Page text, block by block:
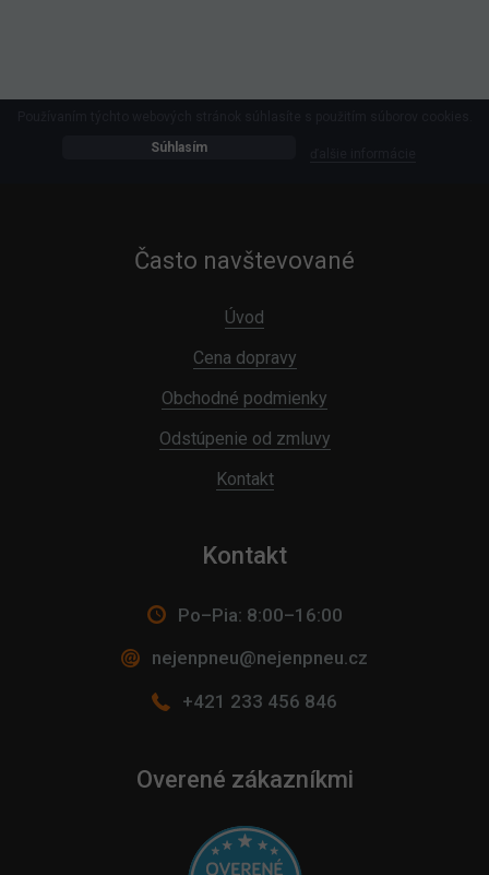
Súhlasím
Často navštevované
Úvod
Cena dopravy
Obchodné podmienky
Odstúpenie od zmluvy
Kontakt
Kontakt
Po–Pia: 8:00–16:00
nejenpneu@nejenpneu.cz
+421 233 456 846
Overené zákazníkmi